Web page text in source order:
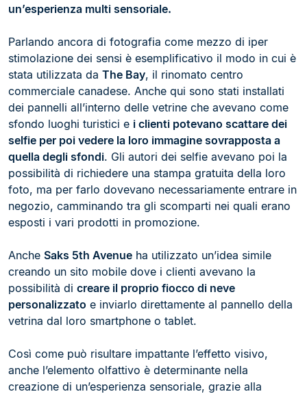
un’esperienza multi sensoriale.
Parlando ancora di fotografia come mezzo di iper
stimolazione dei sensi è esemplificativo il modo in cui è
stata utilizzata da The Bay, il rinomato centro
commerciale canadese. Anche qui sono stati installati
dei pannelli all’interno delle vetrine che avevano come
sfondo luoghi turistici e i clienti potevano scattare dei
selfie per poi vedere la loro immagine sovrapposta a
quella degli sfondi. Gli autori dei selfie avevano poi la
possibilità di richiedere una stampa gratuita della loro
foto, ma per farlo dovevano necessariamente entrare in
negozio, camminando tra gli scomparti nei quali erano
esposti i vari prodotti in promozione.
Anche Saks 5th Avenue ha utilizzato un’idea simile
creando un sito mobile dove i clienti avevano la
possibilità di creare il proprio fiocco di neve
personalizzato e inviarlo direttamente al pannello della
vetrina dal loro smartphone o tablet.
Così come può risultare impattante l’effetto visivo,
anche l’elemento olfattivo è determinante nella
creazione di un’esperienza sensoriale, grazie alla